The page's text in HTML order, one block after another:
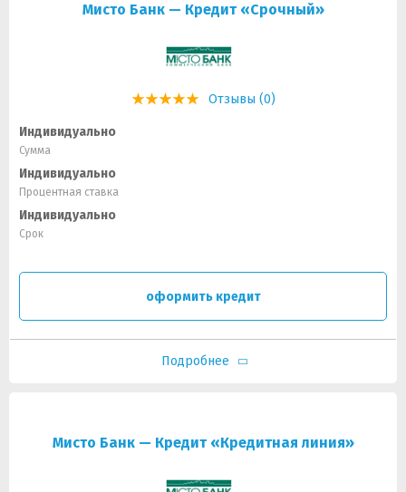
Мисто Банк — Кредит «Срочный»
Отзывы (0)
Индивидуально
Сумма
Индивидуально
Процентная ставка
Индивидуально
Срок
оформить кредит
Подробнее
Мисто Банк — Кредит «Кредитная линия»